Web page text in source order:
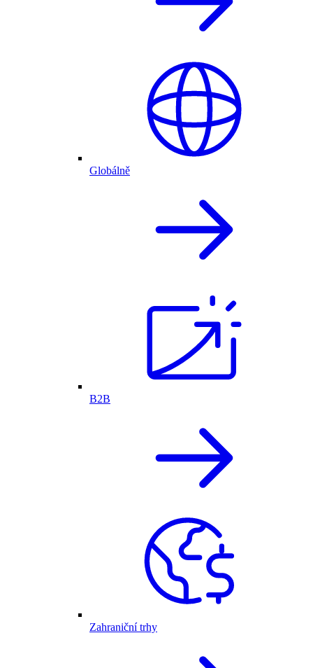
Globálně
B2B
Zahraniční trhy